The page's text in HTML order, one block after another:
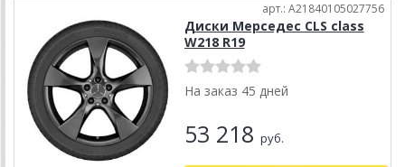
арт.: A21840105027756
Диски Мерседес CLS class
W218 R19
На заказ 45 дней
53 218 руб.